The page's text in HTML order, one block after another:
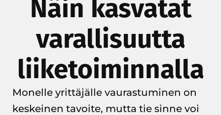
Näin kasvatat
varallisuutta
liiketoiminnalla
Monelle yrittäjälle vaurastuminen on
keskeinen tavoite, mutta tie sinne voi